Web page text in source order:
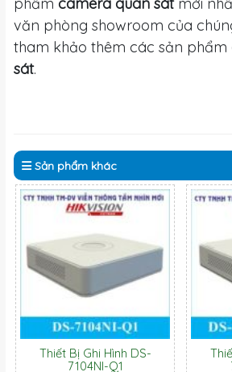
phẩm camera quan sátmới
văn phòng showroom của
tham khảo thêm các sản phẩm
sát.
Sản phẩm khác
Thiết Bị Ghi Hình DS-
7104NI-Q1